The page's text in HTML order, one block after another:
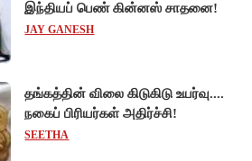
இந்தியப் பெண் கின்னஸ் சாதனை!
JAY GANESH
தங்கத்தின் விலை கிடுகிடு உயர்வு....
நகைப் பிரியர்கள் அதிர்ச்சி!
SEETHA